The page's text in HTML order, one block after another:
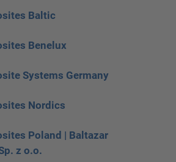
Baltic
Benelux
Systems Germany
Nordics
Poland | Baltazar
z o.o.